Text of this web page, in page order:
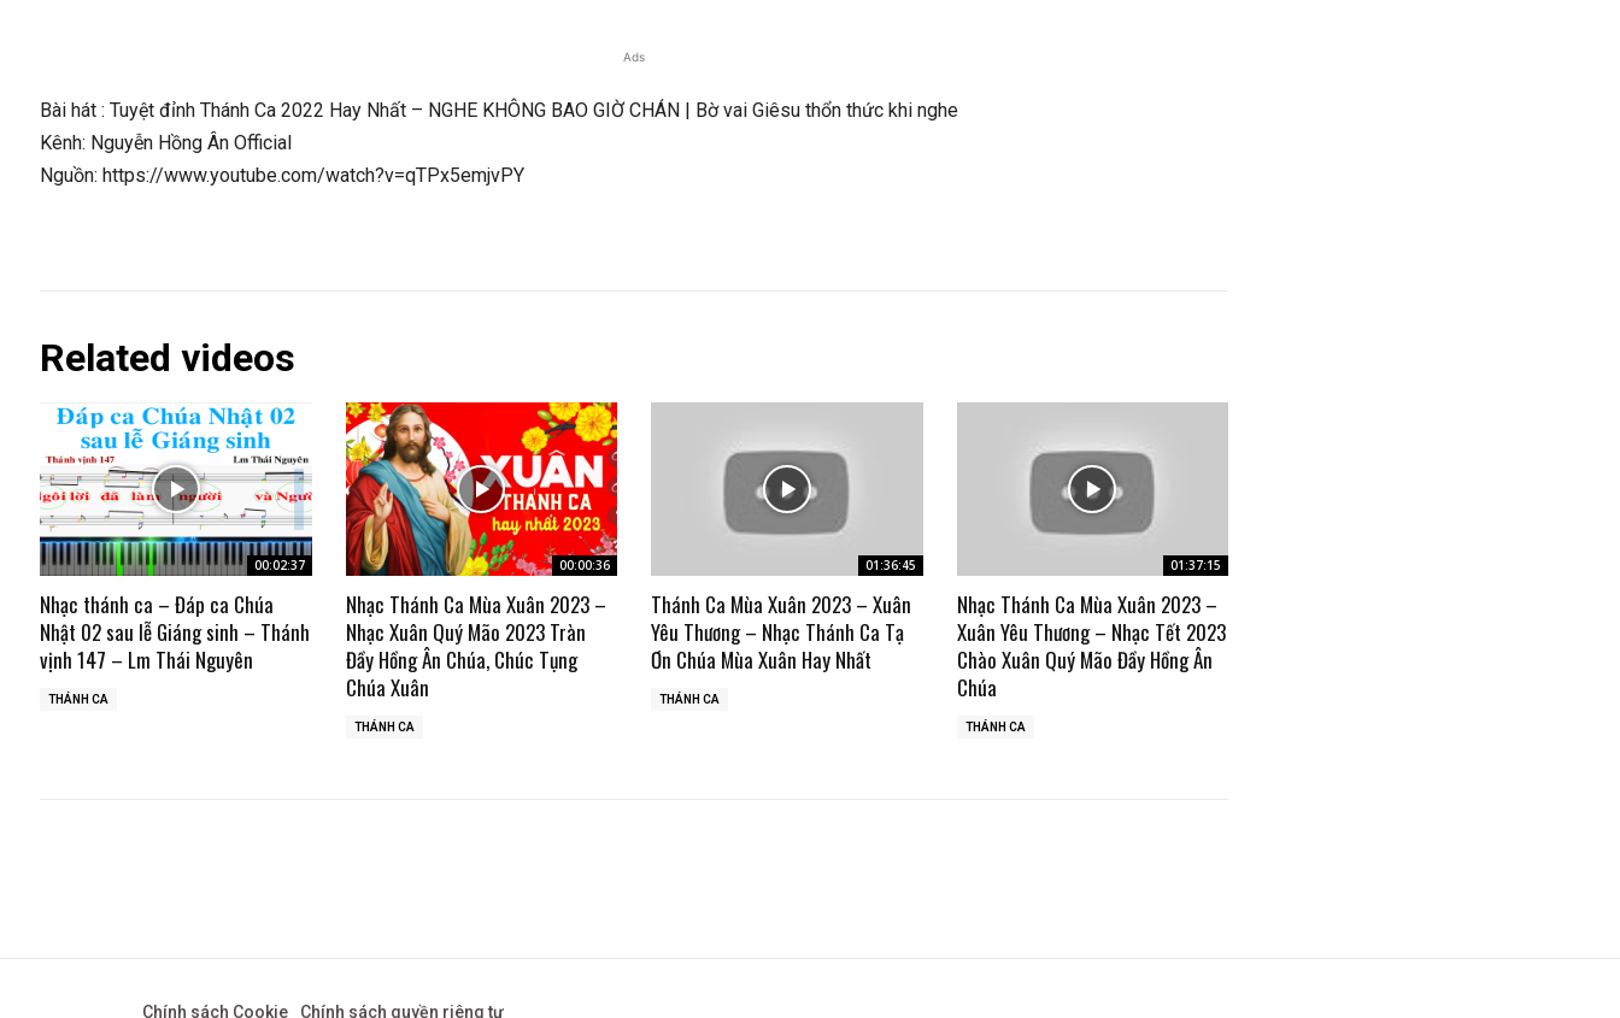
Ads
Bài hát : Tuyệt đỉnh Thánh Ca 2022 Hay Nhất – NGHE KHÔNG BAO GIỜ CHÁN | Bờ vai Giêsu thổn thức khi nghe
Kênh: Nguyễn Hồng Ân Official
Nguồn: https://www.youtube.com/watch?v=qTPx5emjvPY
Related videos
00:02:37
Nhạc thánh ca – Đáp ca Chúa
Nhật 02 sau lễ Giáng sinh – Thánh
vịnh 147 – Lm Thái Nguyên
THÁNH CA
00:00:36
Nhạc Thánh Ca Mùa Xuân 2023 –
Nhạc Xuân Quý Mão 2023 Tràn
Đầy Hồng Ân Chúa, Chúc Tụng
Chúa Xuân
THÁNH CA
01:36:45
Thánh Ca Mùa Xuân 2023 – Xuân
Yêu Thương – Nhạc Thánh Ca Tạ
Ơn Chúa Mùa Xuân Hay Nhất
THÁNH CA
01:37:15
Nhạc Thánh Ca Mùa Xuân 2023 –
Xuân Yêu Thương – Nhạc Tết 2023
Chào Xuân Quý Mão Đầy Hồng Ân
Chúa
THÁNH CA
Chính sách Cookie Chính sách quyền riêng tư